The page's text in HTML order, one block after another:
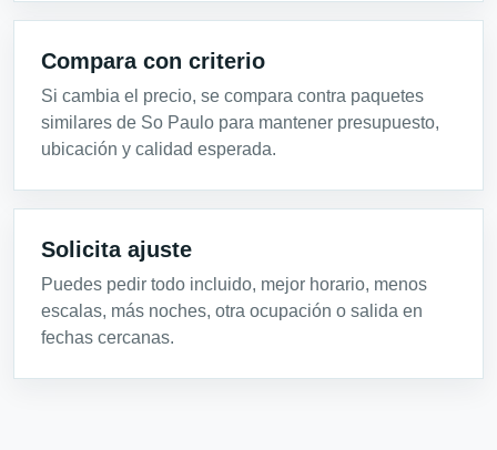
Compara con criterio
Si cambia el precio, se compara contra paquetes
similares de So Paulo para mantener presupuesto,
ubicación y calidad esperada.
Solicita ajuste
Puedes pedir todo incluido, mejor horario, menos
escalas, más noches, otra ocupación o salida en
fechas cercanas.